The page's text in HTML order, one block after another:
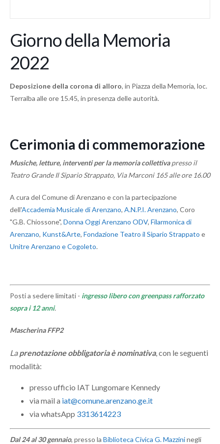
Giorno della Memoria
2022
Deposizione della corona di alloro, in Piazza della Memoria, loc.
Terralba alle ore 15.45, in presenza delle autorità.
Cerimonia di commemorazione
Musiche, letture, interventi per la memoria collettivapresso il
Teatro Grande Il Sipario Strappato, Via Marconi 165 alle ore 16.00
A cura del Comune di Arenzano e con la partecipazione
dell'Accademia Musicale di Arenzano, A.N.P.I. Arenzano, Coro
"G.B. Chiossone", Donna Oggi Arenzano ODV, Filarmonica di
Arenzano, Kunst&Arte, Fondazione Teatro il Sipario Strappato e
Unitre Arenzano e Cogoleto.
Posti a sedere limitati - ingresso libero con greenpass rafforzato
sopra i 12 anni.
Mascherina FFP2
Laprenotazione obbligatoria è nominativa, con le seguenti
modalità:
presso ufficio IAT Lungomare Kennedy
via mail a iat@comune.arenzano.ge.it
via whatsApp 3313614223
Dal 24 al 30 gennaio, presso la Biblioteca Civica G. Mazzininegli